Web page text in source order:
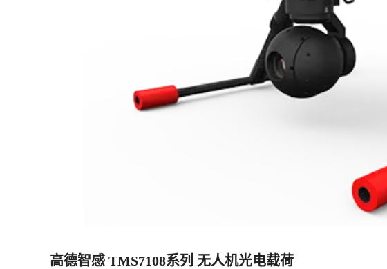
高德智感 TMS7108系列 无人机光电载荷